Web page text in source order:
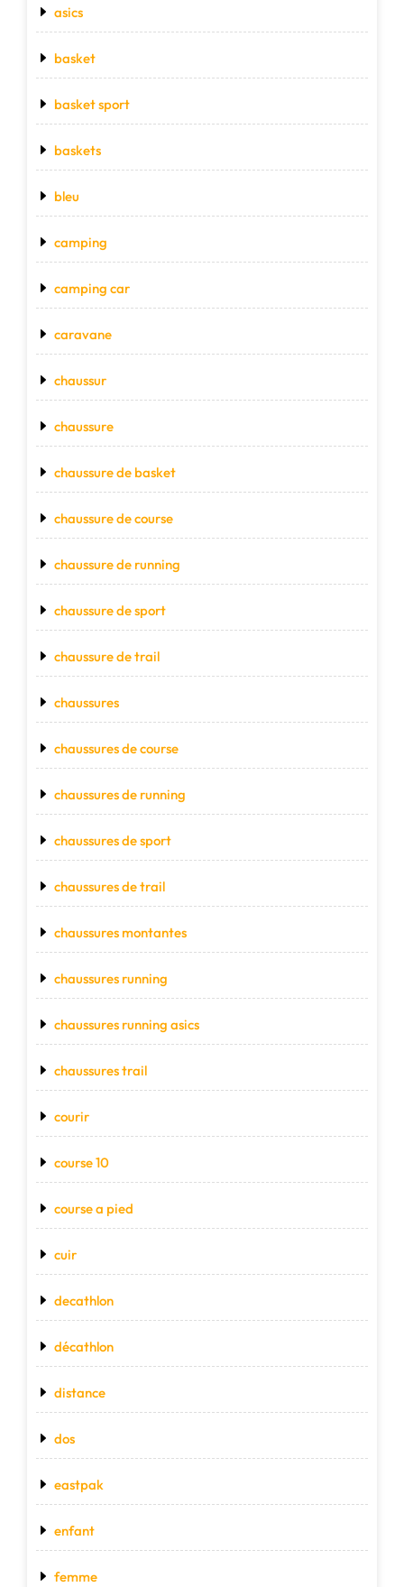
asics
basket
basket sport
baskets
bleu
camping
camping car
caravane
chaussur
chaussure
chaussure de basket
chaussure de course
chaussure de running
chaussure de sport
chaussure de trail
chaussures
chaussures de course
chaussures de running
chaussures de sport
chaussures de trail
chaussures montantes
chaussures running
chaussures running asics
chaussures trail
courir
course 10
course a pied
cuir
decathlon
décathlon
distance
dos
eastpak
enfant
femme